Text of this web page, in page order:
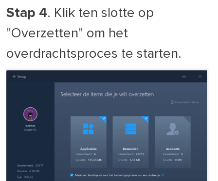
Stap 4. Klik ten slotte op
"Overzetten" om het
overdrachtsproces te starten.